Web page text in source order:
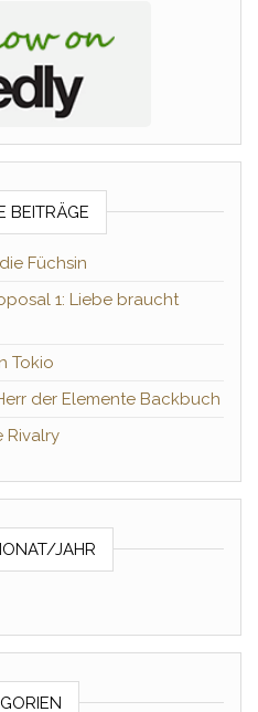
BEITRÄGE
Füchsin
1: Liebe braucht
Tokio
der Elemente Backbuch
Rivalry
JAHR